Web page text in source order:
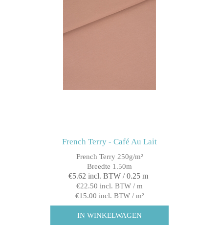
French Terry - Café Au Lait
French Terry 250g/m²
Breedte 1.50m
€5.62 incl. BTW / 0.25 m
€22.50 incl. BTW / m
€15.00 incl. BTW / m²